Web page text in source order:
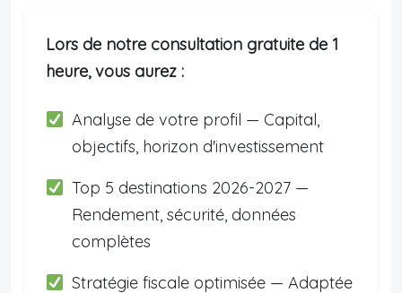
Lors de notre consultation gratuite de 1
heure, vous aurez :
Analyse de votre profil — Capital,
objectifs, horizon d'investissement
Top 5 destinations 2026-2027 —
Rendement, sécurité, données
complètes
Stratégie fiscale optimisée — Adaptée